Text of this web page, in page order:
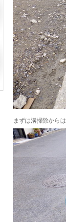
まずは溝掃除から